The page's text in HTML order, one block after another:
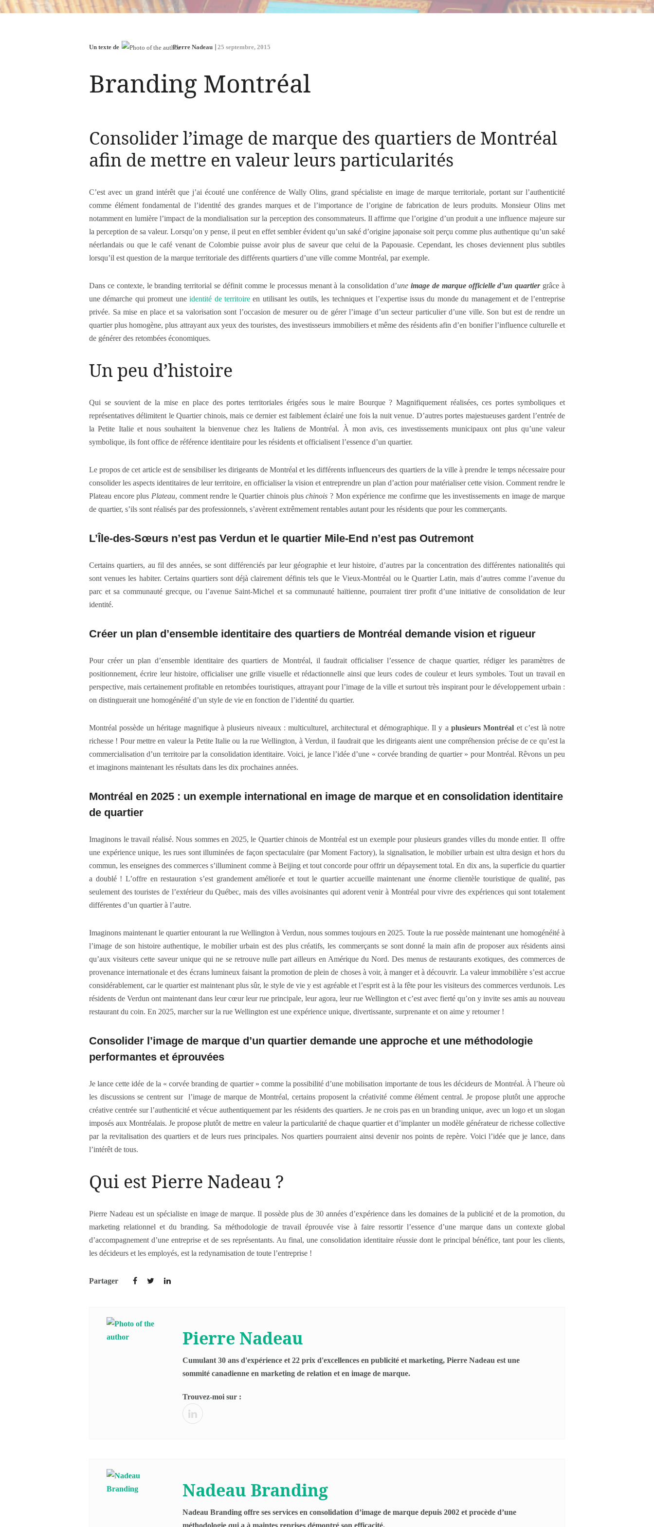
Un texte de Pierre Nadeau 25 septembre, 2015
Branding Montréal
Consolider l’image de marque des quartiers de Montréal
afin de mettre en valeur leurs particularités
C’est avec un grand intérêt que j’ai écouté une conférence de Wally Olins, grand spécialiste en image de marque territoriale, portant sur l’authenticité
comme élément fondamental de l’identité des grandes marques et de l’importance de l’origine de fabrication de leurs produits. Monsieur Olins met
notamment en lumière l’impact de la mondialisation sur la perception des consommateurs. Il affirme que l’origine d’un produit a une influence majeure sur
la perception de sa valeur. Lorsqu’on y pense, il peut en effet sembler évident qu’un saké d’origine japonaise soit perçu comme plus authentique qu’un saké
néerlandais ou que le café venant de Colombie puisse avoir plus de saveur que celui de la Papouasie. Cependant, les choses deviennent plus subtiles
lorsqu’il est question de la marque territoriale des différents quartiers d’une ville comme Montréal, par exemple.
Dans ce contexte, le branding territorial se définit comme le processus menant à la consolidation d’une image de marque officielle d’un quartier grâce à
une démarche qui promeut uneidentité de territoire en utilisant les outils, les techniques et l’expertise issus du monde du management et de l’entreprise
privée. Sa mise en place et sa valorisation sont l’occasion de mesurer ou de gérer l’image d’un secteur particulier d’une ville. Son but est de rendre un
quartier plus homogène, plus attrayant aux yeux des touristes, des investisseurs immobiliers et même des résidents afin d’en bonifier l’influence culturelle et
de générer des retombées économiques.
Un peu d’histoire
Qui se souvient de la mise en place des portes territoriales érigées sous le maire Bourque ? Magnifiquement réalisées, ces portes symboliques et
représentatives délimitent le Quartier chinois, mais ce dernier est faiblement éclairé une fois la nuit venue. D’autres portes majestueuses gardent l’entrée de
la Petite Italie et nous souhaitent la bienvenue chez les Italiens de Montréal. À mon avis, ces investissements municipaux ont plus qu’une valeur
symbolique, ils font office de référence identitaire pour les résidents et officialisent l’essence d’un quartier.
Le propos de cet article est de sensibiliser les dirigeants de Montréal et les différents influenceurs des quartiers de la ville à prendre le temps nécessaire pour
consolider les aspects identitaires de leur territoire, en officialiser la vision et entreprendre un plan d’action pour matérialiser cette vision. Comment rendre le
Plateau encore plus Plateau, comment rendre le Quartier chinois pluschinois ? Mon expérience me confirme que les investissements en image de marque
de quartier, s’ils sont réalisés par des professionnels, s’avèrent extrêmement rentables autant pour les résidents que pour les commerçants.
L’Île-des-Sœurs n’est pas Verdun et le quartier Mile-End n’est pas Outremont
Certains quartiers, au fil des années, se sont différenciés par leur géographie et leur histoire, d’autres par la concentration des différentes nationalités qui
sont venues les habiter. Certains quartiers sont déjà clairement définis tels que le Vieux-Montréal ou le Quartier Latin, mais d’autres comme l’avenue du
parc et sa communauté grecque, ou l’avenue Saint-Michel et sa communauté haïtienne, pourraient tirer profit d’une initiative de consolidation de leur
identité.
Créer un plan d’ensemble identitaire des quartiers de Montréal demande vision et rigueur
Pour créer un plan d’ensemble identitaire des quartiers de Montréal, il faudrait officialiser l’essence de chaque quartier, rédiger les paramètres de
positionnement, écrire leur histoire, officialiser une grille visuelle et rédactionnelle ainsi que leurs codes de couleur et leurs symboles. Tout un travail en
perspective, mais certainement profitable en retombées touristiques, attrayant pour l’image de la ville et surtout très inspirant pour le développement urbain :
on distinguerait une homogénéité d’un style de vie en fonction de l’identité du quartier.
Montréal possède un héritage magnifique à plusieurs niveaux : multiculturel, architectural et démographique. Il y aplusieurs Montréal et c’est là notre
richesse ! Pour mettre en valeur la Petite Italie ou la rue Wellington, à Verdun, il faudrait que les dirigeants aient une compréhension précise de ce qu’est la
commercialisation d’un territoire par la consolidation identitaire. Voici, je lance l’idée d’une « corvée branding de quartier » pour Montréal. Rêvons un peu
et imaginons maintenant les résultats dans les dix prochaines années.
Montréal en 2025 : un exemple international en image de marque et en consolidation identitaire
de quartier
Imaginons le travail réalisé. Nous sommes en 2025, le Quartier chinois de Montréal est un exemple pour plusieurs grandes villes du monde entier. Il offre
une expérience unique, les rues sont illuminées de façon spectaculaire (par Moment Factory), la signalisation, le mobilier urbain est ultra design et hors du
commun, les enseignes des commerces s’illuminent comme à Beijing et tout concorde pour offrir un dépaysement total. En dix ans, la superficie du quartier
a doublé ! L’offre en restauration s’est grandement améliorée et tout le quartier accueille maintenant une énorme clientèle touristique de qualité, pas
seulement des touristes de l’extérieur du Québec, mais des villes avoisinantes qui adorent venir à Montréal pour vivre des expériences qui sont totalement
différentes d’un quartier à l’autre.
Imaginons maintenant le quartier entourant la rue Wellington à Verdun, nous sommes toujours en 2025. Toute la rue possède maintenant une homogénéité à
l’image de son histoire authentique, le mobilier urbain est des plus créatifs, les commerçants se sont donné la main afin de proposer aux résidents ainsi
qu’aux visiteurs cette saveur unique qui ne se retrouve nulle part ailleurs en Amérique du Nord. Des menus de restaurants exotiques, des commerces de
provenance internationale et des écrans lumineux faisant la promotion de plein de choses à voir, à manger et à découvrir. La valeur immobilière s’est accrue
considérablement, car le quartier est maintenant plus sûr, le style de vie y est agréable et l’esprit est à la fête pour les visiteurs des commerces verdunois. Les
résidents de Verdun ont maintenant dans leur cœur leur rue principale, leur agora, leur rue Wellington et c’est avec fierté qu’on y invite ses amis au nouveau
restaurant du coin. En 2025, marcher sur la rue Wellington est une expérience unique, divertissante, surprenante et on aime y retourner !
Consolider l’image de marque d’un quartier demande une approche et une méthodologie
performantes et éprouvées
Je lance cette idée de la « corvée branding de quartier » comme la possibilité d’une mobilisation importante de tous les décideurs de Montréal. À l’heure où
les discussions se centrent sur l’image de marque de Montréal, certains proposent la créativité comme élément central. Je propose plutôt une approche
créative centrée sur l’authenticité et vécue authentiquement par les résidents des quartiers. Je ne crois pas en un branding unique, avec un logo et un slogan
imposés aux Montréalais. Je propose plutôt de mettre en valeur la particularité de chaque quartier et d’implanter un modèle générateur de richesse collective
par la revitalisation des quartiers et de leurs rues principales. Nos quartiers pourraient ainsi devenir nos points de repère. Voici l’idée que je lance, dans
l’intérêt de tous.
Qui est Pierre Nadeau ?
Pierre Nadeau est un spécialiste en image de marque. Il possède plus de 30 années d’expérience dans les domaines de la publicité et de la promotion, du
marketing relationnel et du branding. Sa méthodologie de travail éprouvée vise à faire ressortir l’essence d’une marque dans un contexte global
d’accompagnement d’une entreprise et de ses représentants. Au final, une consolidation identitaire réussie dont le principal bénéfice, tant pour les clients,
les décideurs et les employés, est la redynamisation de toute l’entreprise !
Partager
Pierre Nadeau
Cumulant 30 ans d'expérience et 22 prix d'excellences en publicité et marketing, Pierre Nadeau est une
sommité canadienne en marketing de relation et en image de marque.
Trouvez-moi sur :
Nadeau Branding
Nadeau Branding offre ses services en consolidation d’image de marque depuis 2002 et procède d’une